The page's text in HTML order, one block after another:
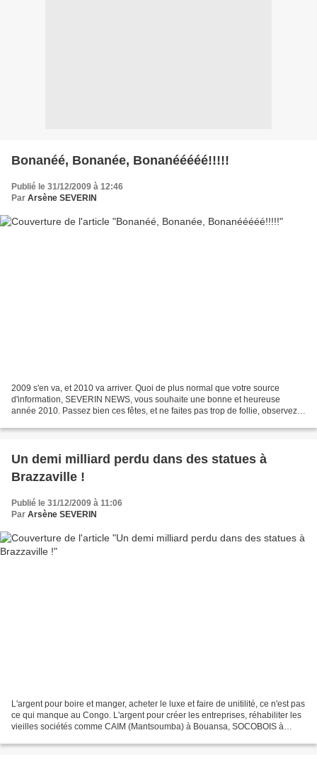
Bonanéé, Bonanée, Bonanééééé!!!!!
Publié le 31/12/2009 à 12:46
Par Arsène SEVERIN
2009 s'en va, et 2010 va arriver. Quoi de plus normal que votre source
d'information, SEVERIN NEWS, vous souhaite une bonne et heureuse
année 2010. Passez bien ces fêtes, et ne faites pas trop de follie, observez
Un demi milliard perdu dans des statues à
Brazzaville !
Publié le 31/12/2009 à 11:06
Par Arsène SEVERIN
L'argent pour boire et manger, acheter le luxe et faire de unitilité, ce n'est pas
ce qui manque au Congo. L'argent pour créer les entreprises, réhabiliter les
vieilles sociétés comme CAIM (Mantsoumba) à Bouansa, SOCOBOIS à